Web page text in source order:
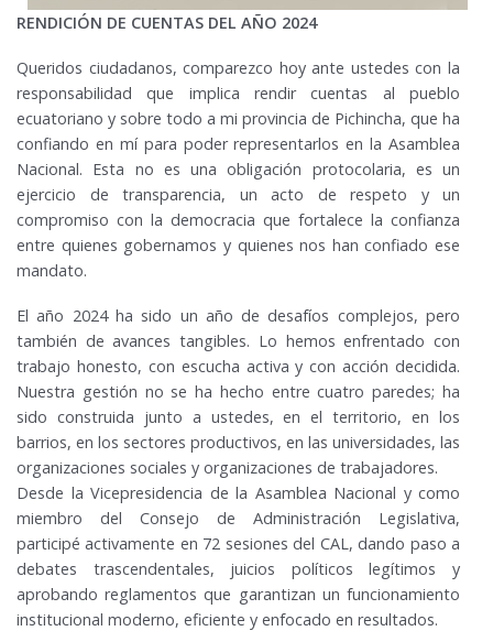
RENDICIÓN DE CUENTAS DEL AÑO 2024
Queridos ciudadanos, comparezco hoy ante ustedes con la
responsabilidad que implica rendir cuentas al pueblo
ecuatoriano y sobre todo a mi provincia de Pichincha, que ha
confiando en mí para poder representarlos en la Asamblea
Nacional. Esta no es una obligación protocolaria, es un
ejercicio de transparencia, un acto de respeto y un
compromiso con la democracia que fortalece la confianza
entre quienes gobernamos y quienes nos han confiado ese
mandato.
El año 2024 ha sido un año de desafíos complejos, pero
también de avances tangibles. Lo hemos enfrentado con
trabajo honesto, con escucha activa y con acción decidida.
Nuestra gestión no se ha hecho entre cuatro paredes; ha
sido construida junto a ustedes, en el territorio, en los
barrios, en los sectores productivos, en las universidades, las
organizaciones sociales y organizaciones de trabajadores.
Desde la Vicepresidencia de la Asamblea Nacional y como
miembro del Consejo de Administración Legislativa,
participé activamente en 72 sesiones del CAL, dando paso a
debates trascendentales, juicios políticos legítimos y
aprobando reglamentos que garantizan un funcionamiento
institucional moderno, eficiente y enfocado en resultados.